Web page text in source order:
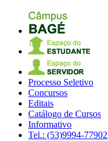
Processo Seletivo
Concursos
Editais
Catálogo de Cursos
Informativo
Tel.: (53)9994-77902